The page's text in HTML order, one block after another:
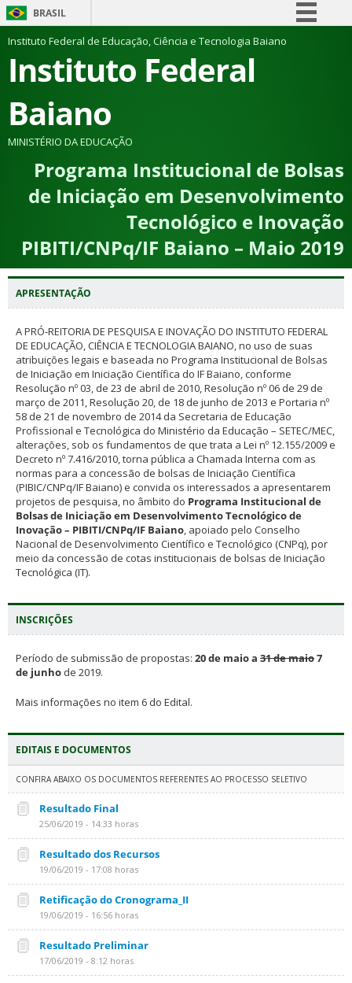
BRASIL
Simplifique!
Comunica BR
Canais
Instituto Federal de Educação, Ciência e Tecnologia Baiano
Instituto Federal
Baiano
MINISTÉRIO DA EDUCAÇÃO
Programa Institucional de Bolsas
de Iniciação em Desenvolvimento
Tecnológico e Inovação
PIBITI/CNPq/IF Baiano – Maio 2019
APRESENTAÇÃO
A PRÓ-REITORIA DE PESQUISA E INOVAÇÃO DO INSTITUTO FEDERAL
DE EDUCAÇÃO, CIÊNCIA E TECNOLOGIA BAIANO, no uso de suas
atribuições legais e baseada no Programa Institucional de Bolsas
de Iniciação em Iniciação Científica do IF Baiano, conforme
Resolução nº 03, de 23 de abril de 2010, Resolução nº 06 de 29 de
março de 2011, Resolução 20, de 18 de junho de 2013 e Portaria nº
58 de 21 de novembro de 2014 da Secretaria de Educação
Profissional e Tecnológica do Ministério da Educação – SETEC/MEC,
alterações, sob os fundamentos de que trata a Lei nº 12.155/2009 e
Decreto nº 7.416/2010, torna pública a Chamada Interna com as
normas para a concessão de bolsas de Iniciação Científica
(PIBIC/CNPq/IF Baiano) e convida os interessados a apresentarem
projetos de pesquisa, no âmbito do Programa Institucional de
Bolsas de Iniciação em Desenvolvimento Tecnológico de
Inovação – PIBITI/CNPq/IF Baiano, apoiado pelo Conselho
Nacional de Desenvolvimento Científico e Tecnológico (CNPq), por
meio da concessão de cotas institucionais de bolsas de Iniciação
Tecnológica (IT).
INSCRIÇÕES
Período de submissão de propostas: 20 de maio a 31 de maio7
de junho de 2019.
Mais informações no item 6 do Edital.
EDITAIS E DOCUMENTOS
CONFIRA ABAIXO OS DOCUMENTOS REFERENTES AO PROCESSO SELETIVO
Resultado Final
25/06/2019 - 14:33 horas
Resultado dos Recursos
19/06/2019 - 17:08 horas
Retificação do Cronograma_II
19/06/2019 - 16:56 horas
Resultado Preliminar
17/06/2019 - 8:12 horas